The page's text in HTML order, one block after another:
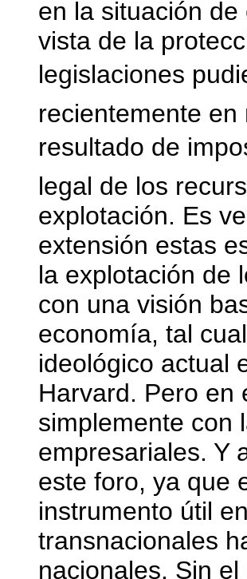
en la situación
vista de la
legislaciones
recientemente
resultado de
legal de los
explotación. Es
extensión estas
la explotación de
con una visión
economía, tal
ideológico actual
Harvard. Pero en
simplemente con
empresariales. Y
este foro, ya que
instrumento útil
transnacionales
nacionales. Sin